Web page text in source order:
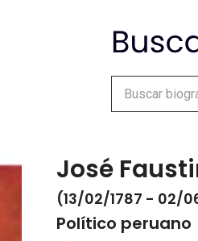
José
(13/02/1787 - 02/
Político peruano